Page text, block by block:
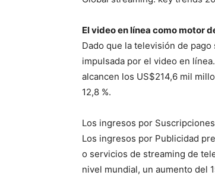
El video en línea como motor
Dado que la televisión de
impulsada por el video en
alcancen los US$214,6 mil
12,8 %.
Los ingresos por
Los ingresos por Publicidad
o servicios de streaming de
nivel mundial, un aumento del